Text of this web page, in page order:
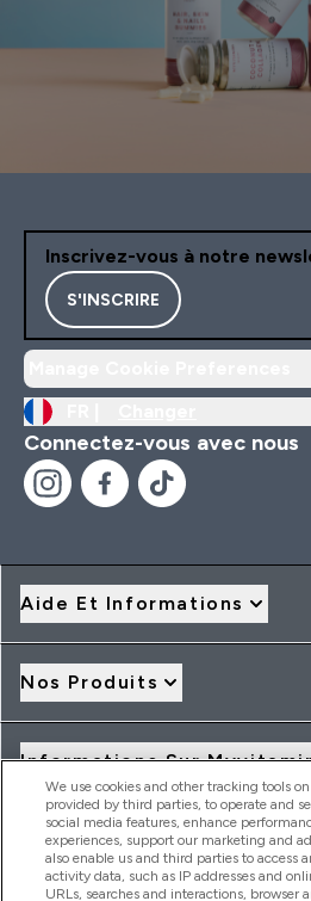
Inscrivez-vous à notre
S'INSCRIRE
Connectez-vous avec nous
Aide Et Informations
Nos Produits
Informations Sur
Offres Et Réductions
We use cookies and other tracking tools
provided by third parties, to operate and
social media features, enhance
experiences, support our marketing and
also enable us and third parties to access
activity data, such as IP addresses and
URLs, searches and interactions, browser